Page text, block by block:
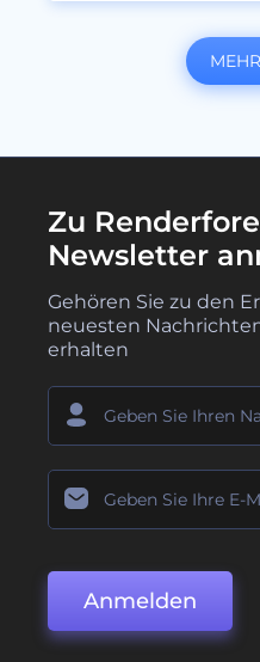
Zu
Newsletter
Gehören Sie zu den
neuesten
erhalten
Anmelden